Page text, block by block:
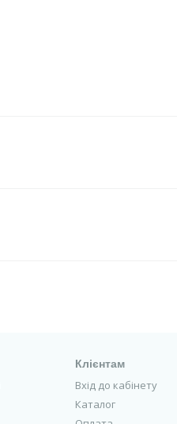
Клієнтам
Вхід до кабінету
Каталог